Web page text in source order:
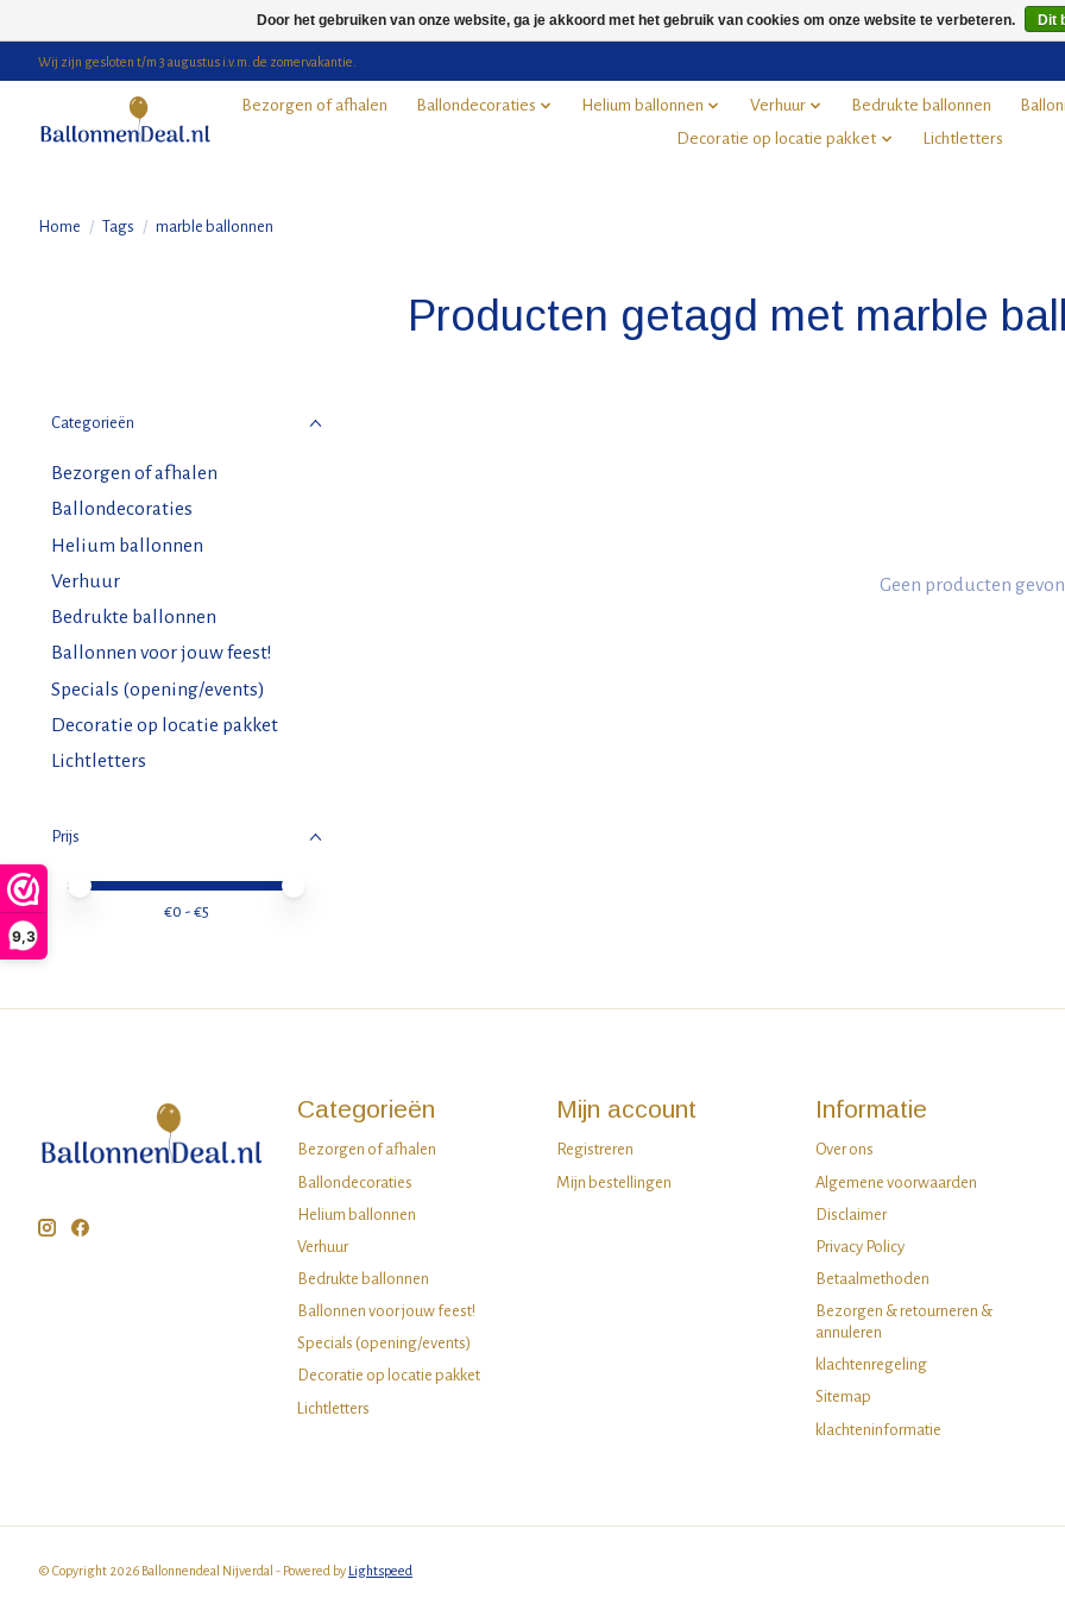
9,3
Wij zijn gesloten t/m 3 augustus i.v.m. de zomervakantie.
Bezorgen of afhalen Ballondecoraties Helium ballonnen Verhuur Bedrukte ballonnen
Decoratie op locatie pakket
Lichtletters
Home / Tags / marble ballonnen
Producten getagd met marble
Categorieën
Bezorgen of afhalen
Ballondecoraties
Helium ballonnen
Verhuur
Bedrukte ballonnen
Ballonnen voor jouw feest!
Specials (opening/events)
Decoratie op locatie pakket
Lichtletters
Prijs
Minimale prijswaarde
Price maximum value
€0 - €5
Geen producten
Categorieën
Bezorgen of afhalen
Ballondecoraties
Helium ballonnen
Verhuur
Bedrukte ballonnen
Ballonnen voor jouw feest!
Specials (opening/events)
Decoratie op locatie pakket
Lichtletters
Mijn account
Registreren
Mijn bestellingen
Informatie
Over ons
Algemene voorwaarden
Disclaimer
Privacy Policy
Betaalmethoden
Bezorgen & retourneren &
annuleren
klachtenregeling
Sitemap
klachteninformatie
© Copyright 2026 Ballonnendeal Nijverdal - Powered by Lightspeed
Door het gebruiken van onze website, ga je akkoord met het gebruik van cookies om onze website te verbeteren. Dit